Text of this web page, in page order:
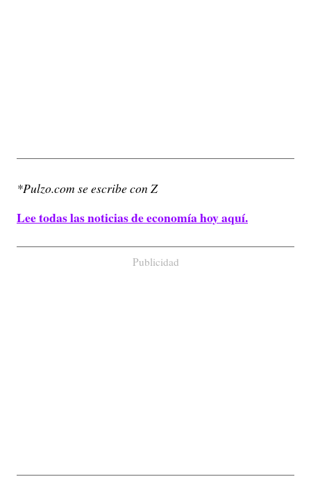
*Pulzo.com se escribe con Z
Lee todas las noticias de economía hoy aquí.
Publicidad